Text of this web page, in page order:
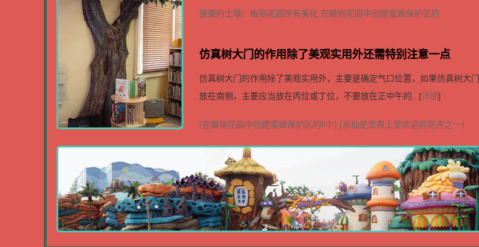
健康的土壤：植物花园所有美化 在植物花园中创建蜜蜂保护区的
仿真树大门的作用除了美观实用外还需特别注意一点
仿真树大门的作用除了美观实用外，主要是确定气口位置，如果仿真树大门
放在南侧，主要应当放在丙位或丁位，不要放在正中午的...[详细]
[在植物花园中创建蜜蜂保护区的8个] [水仙是世界上受欢迎的花卉之一]